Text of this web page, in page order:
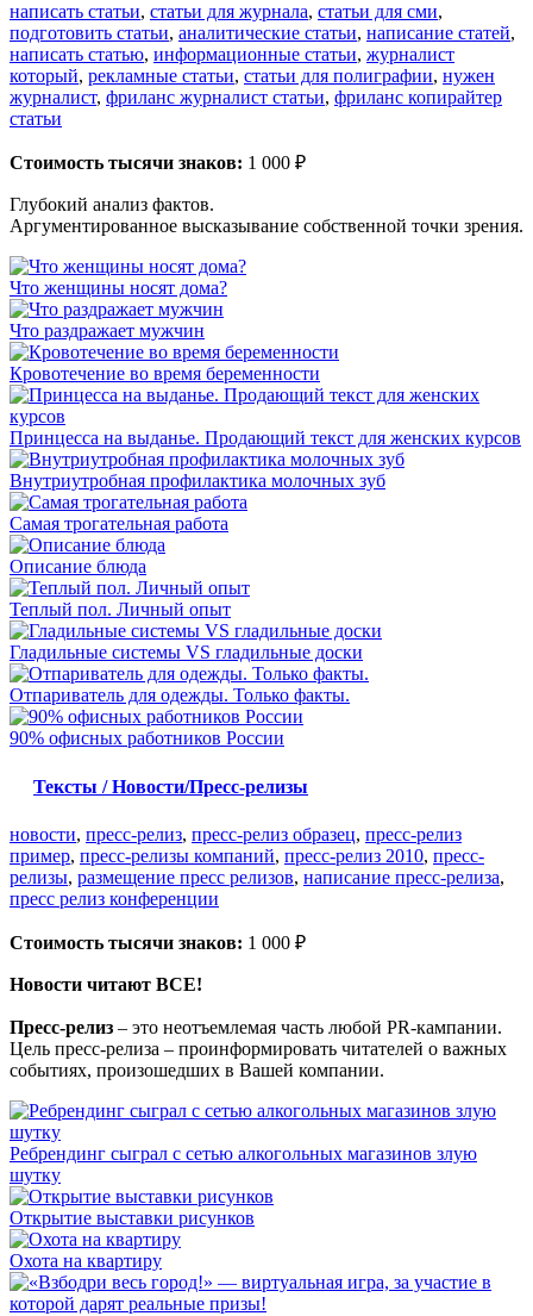
написать статьи, статьи для журнала, статьи для сми,
подготовить статьи, аналитические статьи, написание статей,
написать статью, информационные статьи, журналист
который, рекламные статьи, статьи для полиграфии, нужен
журналист, фриланс журналист статьи, фриланс копирайтер
статьи
Стоимость тысячи знаков: 1 000 ₽
Глубокий анализ фактов.
Аргументированное высказывание собственной точки зрения.
Что женщины носят дома?
Что раздражает мужчин
Кровотечение во время беременности
Принцесса на выданье. Продающий текст для женских курсов
Внутриутробная профилактика молочных зуб
Самая трогательная работа
Описание блюда
Теплый пол. Личный опыт
Гладильные системы VS гладильные доски
Отпариватель для одежды. Только факты.
90% офисных работников России
Тексты / Новости/Пресс-релизы
новости, пресс-релиз, пресс-релиз образец, пресс-релиз
пример, пресс-релизы компаний, пресс-релиз 2010, пресс-
релизы, размещение пресс релизов, написание пресс-релиза,
пресс релиз конференции
Стоимость тысячи знаков: 1 000 ₽
Новости читают ВСЕ!
Пресс-релиз – это неотъемлемая часть любой PR-кампании.
Цель пресс-релиза – проинформировать читателей о важных
событиях, произошедших в Вашей компании.
Ребрендинг сыграл с сетью алкогольных магазинов злую
шутку
Открытие выставки рисунков
Охота на квартиру